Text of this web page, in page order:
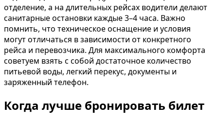
отделение, а на длительных рейсах водители делают
санитарные остановки каждые 3–4 часа. Важно
помнить, что техническое оснащение и условия
могут отличаться в зависимости от конкретного
рейса и перевозчика. Для максимального комфорта
советуем взять с собой достаточное количество
питьевой воды, легкий перекус, документы и
заряженный телефон.
Когда лучше бронировать билет